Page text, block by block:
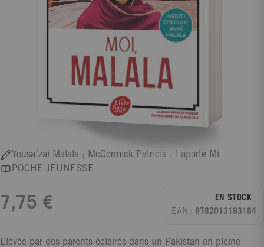
Yousafzai Malala ; McCormick Patricia ; Laporte Mi
POCHE JEUNESSE
7,75 €
EN STOCK
EAN : 9782013193184
Elevée par des parents éclairés dans un Pakistan en pleine